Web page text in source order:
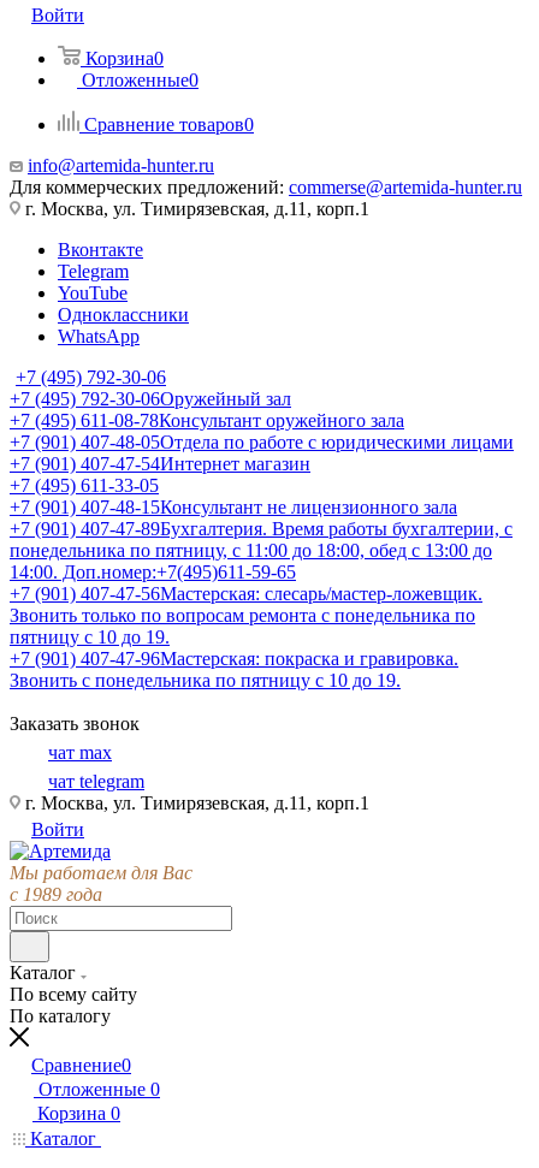
Войти
Корзина0
Отложенные0
Сравнение товаров0
info@artemida-hunter.ru
Для коммерческих предложений: commerse@artemida-hunter.ru
г. Москва, ул. Тимирязевская, д.11, корп.1
Вконтакте
Telegram
YouTube
Одноклассники
WhatsApp
+7 (495) 792-30-06
+7 (495) 792-30-06Оружейный зал
+7 (495) 611-08-78Консультант оружейного зала
+7 (901) 407-48-05Отдела по работе с юридическими лицами
+7 (901) 407-47-54Интернет магазин
+7 (495) 611-33-05
+7 (901) 407-48-15Консультант не лицензионного зала
+7 (901) 407-47-89Бухгалтерия. Время работы бухгалтерии, с
понедельника по пятницу, с 11:00 до 18:00, обед с 13:00 до
14:00. Доп.номер:+7(495)611-59-65
+7 (901) 407-47-56Мастерская: слесарь/мастер-ложевщик.
Звонить только по вопросам ремонта с понедельника по
пятницу с 10 до 19.
+7 (901) 407-47-96Мастерская: покраска и гравировка.
Звонить с понедельника по пятницу с 10 до 19.
Заказать звонок
чат max
чат telegram
г. Москва, ул. Тимирязевская, д.11, корп.1
Войти
Мы работаем для Вас
с 1989 года
Каталог
По всему сайту
По каталогу
Сравнение0
Отложенные 0
Корзина 0
Каталог